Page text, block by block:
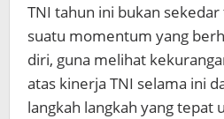
TNI tahun ini bukan
suatu momentum yang
diri, guna melihat
atas kinerja TNI selama ini
langkah langkah yang